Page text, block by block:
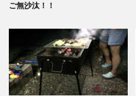
ご無沙汰！！